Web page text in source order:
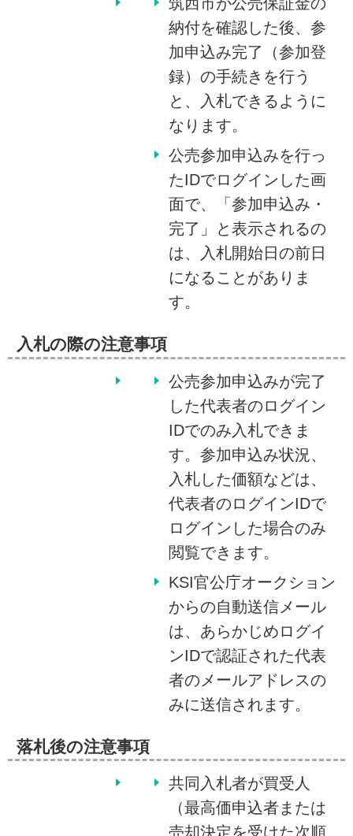
筑西市が公売保証金の
納付を確認した後、参
加申込み完了（参加登
録）の手続きを行う
と、入札できるように
なります。
公売参加申込みを行っ
たIDでログインした画
面で、「参加申込み・
完了」と表示されるの
は、入札開始日の前日
になることがありま
す。
入札の際の注意事項
公売参加申込みが完了
した代表者のログイン
IDでのみ入札できま
す。参加申込み状況、
入札した価額などは、
代表者のログインIDで
ログインした場合のみ
閲覧できます。
KSI官公庁オークション
からの自動送信メール
は、あらかじめログイ
ンIDで認証された代表
者のメールアドレスの
みに送信されます。
落札後の注意事項
共同入札者が買受人
（最高価申込者または
売却決定を受けた次順